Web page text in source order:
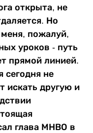
открыта, не
Но
пожалуй,
уроков - путь
прямой линией.
сегодня не
искать другую и
глава МНВО в